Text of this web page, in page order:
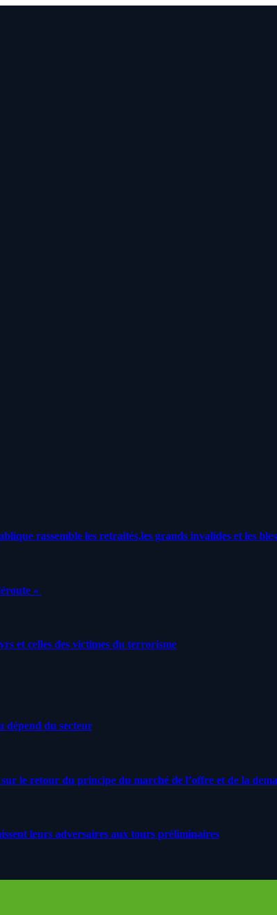
rassemble les retraités,les grands invalides et les
«
et celles des victimes du terrorisme
dépend du secteur
le retour du principe du marché de l’offre et de la
leurs adversaires aux tours préliminaires